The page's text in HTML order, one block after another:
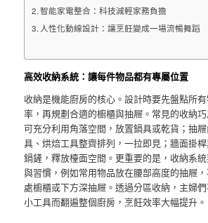
智能家電整合：科技減輕家務負擔
人性化動線設計：讓烹飪變成一場流暢舞蹈
高效收納系統：讓每件物品都有專屬位置
收納是機能廚房的核心。設計時要先盤點所
率，再規劃合適的櫥櫃與抽屜。常見的收納
可充分利用角落空間，放置鍋具或乾貨；抽
具、烘焙工具整齊排列，一拉即見；牆面掛
鍋鏟，釋放檯面空間。更重要的是，收納系
與習慣，例如常用物品放在腰部高度的抽屜
處櫥櫃或下方深抽屜。透過分區收納，主婦
小工具而翻遍整個廚房，烹飪效率大幅提升。